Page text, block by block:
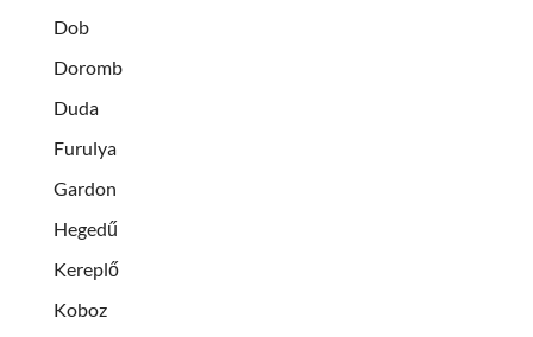
Dob
Doromb
Duda
Furulya
Gardon
Hegedű
Kereplő
Koboz